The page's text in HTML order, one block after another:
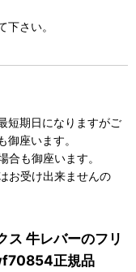
下さい。
短期日になりますがご
座います。
も御座います。
お受け出来ませんの
ス 牛レバーのフリ
正規品